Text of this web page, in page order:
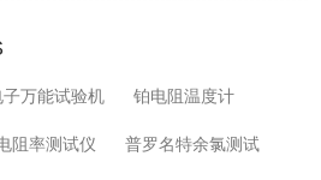
子万能试验机 铂电阻温度计
阻率测试仪 普罗名特余氯测试